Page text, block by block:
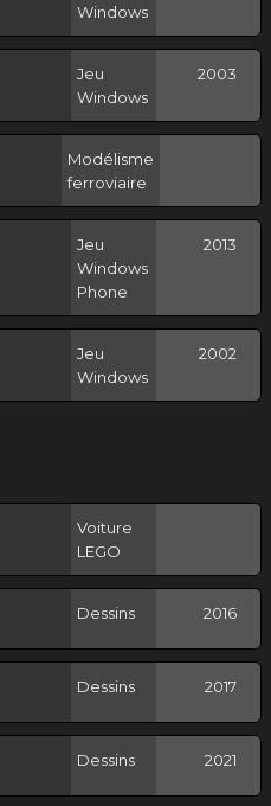
Windows
Jeu
Windows
2003
Modélisme
ferroviaire
Jeu
Windows
Phone
2013
Jeu
Windows
2002
Voiture
LEGO
Dessins 2016
Dessins 2017
Dessins 2021